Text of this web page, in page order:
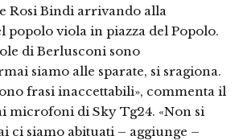
Rosi Bindi arrivando alla
popolo viola in piazza del Popolo.
di Berlusconi sono
siamo alle sparate, si sragiona.
frasi inaccettabili», commenta il
microfoni di Sky Tg24. «Non si
ci siamo abituati – aggiunge –